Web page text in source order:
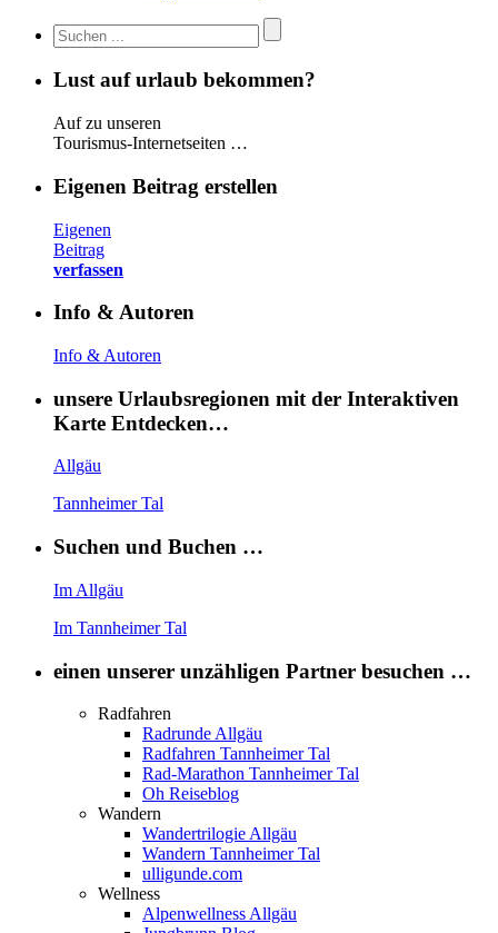
Lust auf urlaub bekommen?
Auf zu unseren
Tourismus-Internetseiten …
Eigenen Beitrag erstellen
Eigenen
Beitrag
verfassen
Info & Autoren
Info & Autoren
unsere Urlaubsregionen mit der Interaktiven
Karte Entdecken…
Allgäu
Tannheimer Tal
Suchen und Buchen …
Im Allgäu
Im Tannheimer Tal
einen unserer unzähligen Partner besuchen …
Radfahren
Radrunde Allgäu
Radfahren Tannheimer Tal
Rad-Marathon Tannheimer Tal
Oh Reiseblog
Wandern
Wandertrilogie Allgäu
Wandern Tannheimer Tal
ulligunde.com
Wellness
Alpenwellness Allgäu